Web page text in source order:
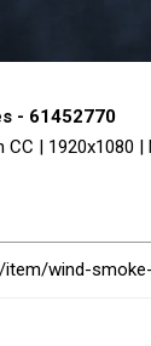
- 61452770
| 1920x1080 |
item/wind-